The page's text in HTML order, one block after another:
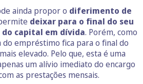
ainda propor o diferimento de
deixar para o final do seu
capital em dívida. Porém, como
empréstimo fica para o final do
elevado. Pelo que, esta é uma
um alívio imediato do encargo
as prestações mensais.